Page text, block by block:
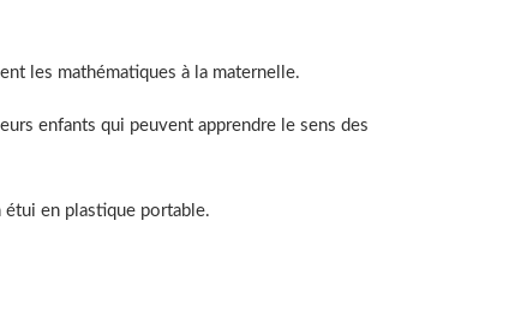
les mathématiques à la maternelle.
enfants qui peuvent apprendre le sens des
étui en plastique portable.